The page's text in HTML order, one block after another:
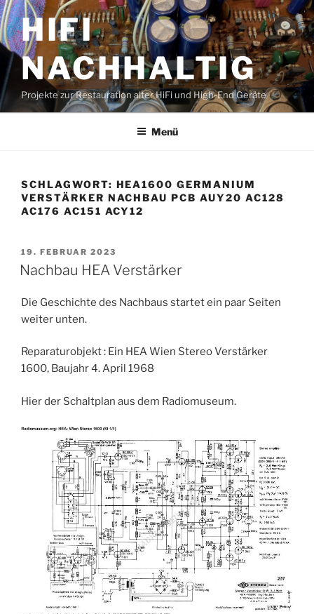
Zum
Inhalt
springenHIFI
NACHHALTIG
Projekte zur Restauration alter HiFi und High-End Geräte
Menü
SCHLAGWORT: HEA1600 GERMANIUM
VERSTÄRKER NACHBAU PCB AUY20 AC128
AC176 AC151 ACY12
VERÖFFENTLICHT
AM
19. FEBRUAR 2023
Nachbau HEA Verstärker
Die Geschichte des Nachbaus startet ein paar Seiten
weiter unten.
Reparaturobjekt : Ein HEA Wien Stereo Verstärker
1600, Baujahr 4. April 1968
Hier der Schaltplan aus dem Radiomuseum.